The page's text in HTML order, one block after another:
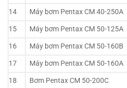
14
Máy bơm Pentax CM 40-250A
15
Máy bơm Pentax CM 50-125A
16
Máy bơm Pentax CM 50-160B
17
Máy bơm Pentax CM 50-160A
18
Bơm Pentax CM 50-200C